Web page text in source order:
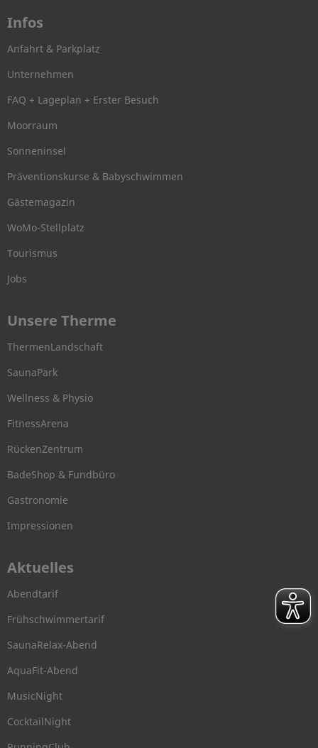
Infos
Anfahrt & Parkplatz
Unternehmen
FAQ + Lageplan + Erster Besuch
Moorraum
Sonneninsel
Präventionskurse & Babyschwimmen
Gästemagazin
WoMo-Stellplatz
Tourismus
Jobs
Unsere Therme
ThermenLandschaft
SaunaPark
Wellness & Physio
FitnessArena
RückenZentrum
BadeShop & Fundbüro
Gastronomie
Impressionen
Aktuelles
Abendtarif
Frühschwimmertarif
SaunaRelax-Abend
AquaFit-Abend
MusicNight
CocktailNight